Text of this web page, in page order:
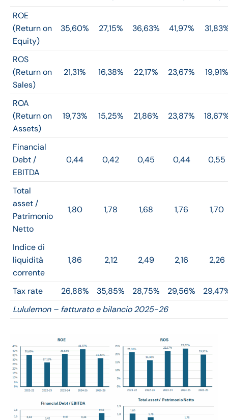
ROE
(Return on
Equity)
35,60% 27,15% 36,63% 41,97%
ROS
(Return on
Sales)
21,31% 16,38% 22,17% 23,67% 19,91%
ROA
(Return on
Assets)
19,73% 15,25% 21,86% 23,87%
Financial
Debt /
EBITDA
0,44 0,42 0,45 0,44 0,55
Total
asset /
Patrimonio
Netto
1,80 1,78 1,68 1,76 1,70
Indice di
liquidità
corrente
1,86 2,12 2,49 2,16 2,26
Tax rate 26,88% 35,85% 28,75% 29,56%
Lululemon – fatturato e bilancio 2025-26